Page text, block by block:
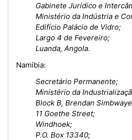
Gabinete Jurídico e
Ministério da Indústria e
Edifício Palácio de Vidro;
Largo 4 de Fevereiro;
Luanda, Angola.
Namíbia:
Secretário Permanente;
Ministério da
Block B, Brendan
11 Goethe Street;
Windhoek;
P.O. Box 13340;